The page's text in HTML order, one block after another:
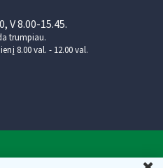
V 8.00-15.45.
trumpiau.
8.00 val. - 12.00 val.